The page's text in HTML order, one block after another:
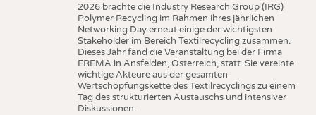
2026 brachte die Industry Research Group (IRG)
Polymer Recycling im Rahmen ihres jährlichen
Networking Day erneut einige der wichtigsten
Stakeholder im Bereich Textilrecycling zusammen.
Dieses Jahr fand die Veranstaltung bei der Firma
EREMA in Ansfelden, Österreich, statt. Sie vereinte
wichtige Akteure aus der gesamten
Wertschöpfungskette des Textilrecyclings zu einem
Tag des strukturierten Austauschs und intensiver
Diskussionen.